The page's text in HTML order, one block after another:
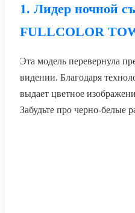
1. Лидер ночной
FULLCOLOR
Эта модель перевернула
видении. Благодаря
выдает цветное
Забудьте про черно-белые